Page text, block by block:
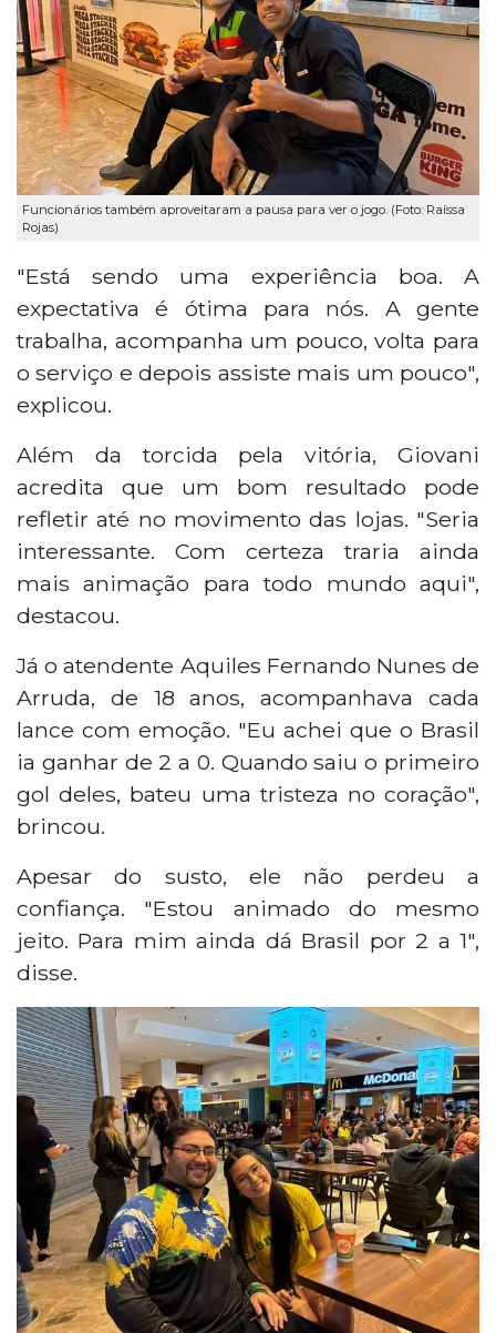
Funcionários também aproveitaram a pausa para ver o jogo. (Foto: Raíssa
Rojas)
"Está sendo uma experiência boa. A
expectativa é ótima para nós. A gente
trabalha, acompanha um pouco, volta para
o serviço e depois assiste mais um pouco",
explicou.
Além da torcida pela vitória, Giovani
acredita que um bom resultado pode
refletir até no movimento das lojas. "Seria
interessante. Com certeza traria ainda
mais animação para todo mundo aqui",
destacou.
Já o atendente Aquiles Fernando Nunes de
Arruda, de 18 anos, acompanhava cada
lance com emoção. "Eu achei que o Brasil
ia ganhar de 2 a 0. Quando saiu o primeiro
gol deles, bateu uma tristeza no coração",
brincou.
Apesar do susto, ele não perdeu a
confiança. "Estou animado do mesmo
jeito. Para mim ainda dá Brasil por 2 a 1",
disse.